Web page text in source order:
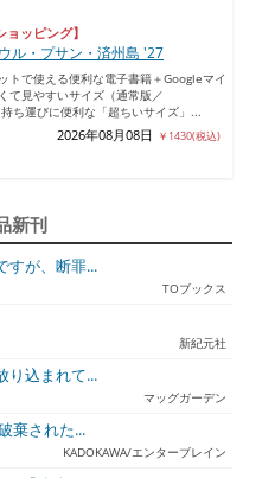
ョッピング】
ル・プサン・済州島 ′27
トで使える便利な電子書籍＋Googleマイ
て見やすいサイズ（通常版／
ち運びに便利な「超ちいサイズ」...
2026年08月08日 ￥1430(税込)
新刊
すが、断罪...
TOブックス
新紀元社
り込まれて...
マッグガーデン
棄された...
KADOKAWA/エンターブレイン